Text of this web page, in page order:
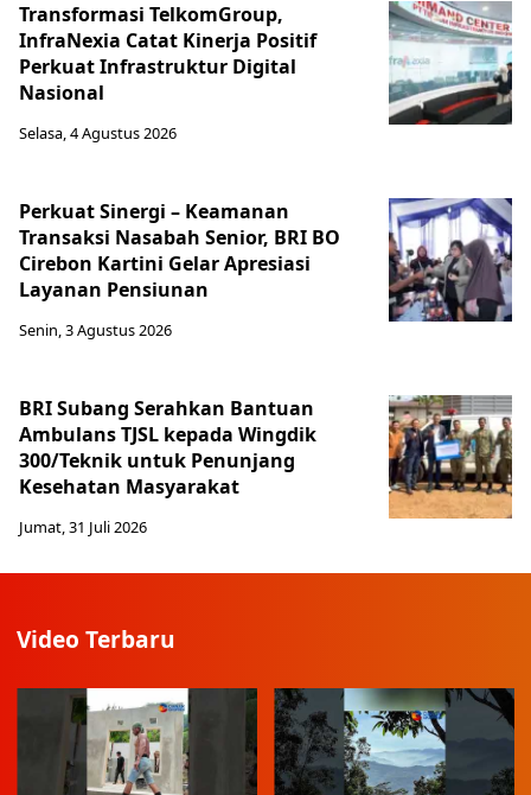
Transformasi TelkomGroup,
InfraNexia Catat Kinerja Positif
Perkuat Infrastruktur Digital
Nasional
Selasa, 4 Agustus 2026
Perkuat Sinergi – Keamanan
Transaksi Nasabah Senior, BRI BO
Cirebon Kartini Gelar Apresiasi
Layanan Pensiunan
Senin, 3 Agustus 2026
BRI Subang Serahkan Bantuan
Ambulans TJSL kepada Wingdik
300/Teknik untuk Penunjang
Kesehatan Masyarakat ​
Jumat, 31 Juli 2026
Video Terbaru